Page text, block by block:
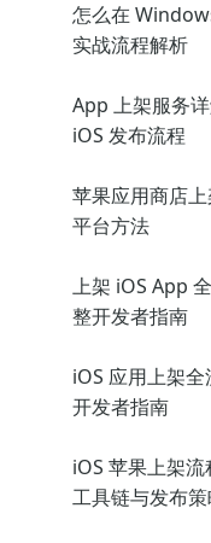
怎么在
实战流程解析
App 上架服务
iOS 发布流程
苹果应用商店
平台方法
上架 iOS App
整开发者指南
iOS 应用上架
开发者指南
iOS 苹果上架流
工具链与发布